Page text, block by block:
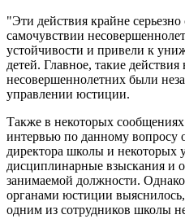
"Эти действия крайне серьезно
самочувствии
устойчивости и привели к
детей. Главное, такие
несовершеннолетних были
управлении юстиции.
Также в некоторых
интервью по данному вопросу
директора школы и
дисциплинарные взыскания и
занимаемой должности.
органами юстиции
одним из сотрудников школы